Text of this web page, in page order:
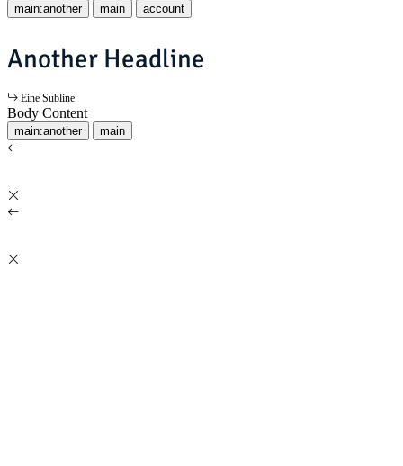
main:another main account
Another Headline
Eine Subline
Body Content
main:another main